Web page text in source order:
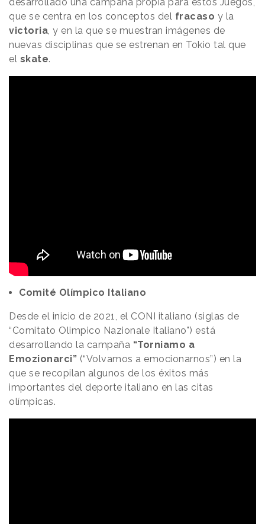
desarrollado una campaña propia para estos Juegos,
que se centra en los conceptos del fracaso y la
victoria, y en la que se muestran imágenes de
nuevas disciplinas que se estrenan en Tokio tal que
el skate.
Comité Olímpico Italiano
Desde el inicio de 2021, el CONI italiano (siglas de
“Comitato Olimpico Nazionale Italiano") está
desarrollando la campaña “Torniamo a
Emozionarci” (“Volvamos a emocionarnos”) en la
que se recopilan algunos de los éxitos más
importantes del deporte italiano en las citas
olímpicas.